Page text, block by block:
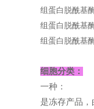
组蛋白脱酰基
组蛋白脱酰基
组蛋白脱酰基
细胞分类：
一种：
是冻存产品